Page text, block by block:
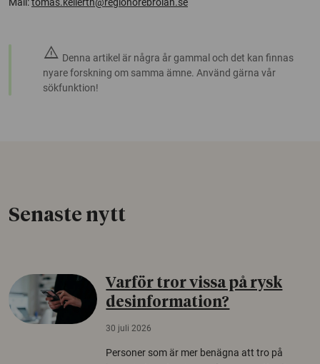
warning Denna artikel är några år gammal och det kan finnas
nyare forskning om samma ämne. Använd gärna vår
sökfunktion!
Senaste nytt
Varför tror vissa på rysk
desinformation?
30 juli 2026
Personer som är mer benägna att tro på